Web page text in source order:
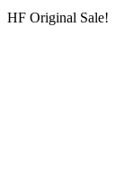
HF Original Sale!